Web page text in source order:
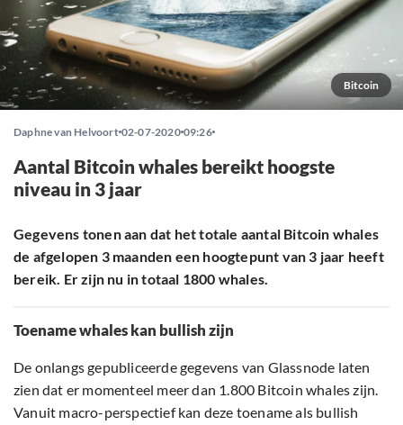
Bitcoin
Daphne van Helvoort 02-07-2020 09:26
Aantal Bitcoin whales bereikt hoogste
niveau in 3 jaar
Gegevens tonen aan dat het totale aantal Bitcoin whales
de afgelopen 3 maanden een hoogtepunt van 3 jaar heeft
bereik. Er zijn nu in totaal 1800 whales.
Toename whales kan bullish zijn
De onlangs gepubliceerde gegevens van Glassnode laten
zien dat er momenteel meer dan 1.800 Bitcoin whales zijn.
Vanuit macro-perspectief kan deze toename als bullish